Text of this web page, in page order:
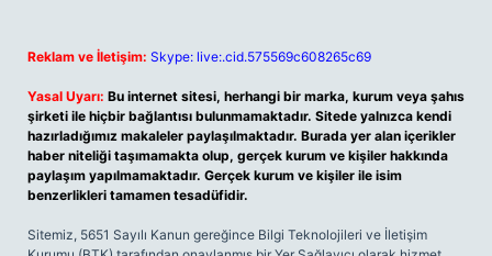
Reklam ve İletişim: Skype: live:.cid.575569c608265c69
Yasal Uyarı: Bu internet sitesi, herhangi bir marka, kurum veya şahıs
şirketi ile hiçbir bağlantısı bulunmamaktadır. Sitede yalnızca kendi
hazırladığımız makaleler paylaşılmaktadır. Burada yer alan içerikler
haber niteliği taşımamakta olup, gerçek kurum ve kişiler hakkında
paylaşım yapılmamaktadır. Gerçek kurum ve kişiler ile isim
benzerlikleri tamamen tesadüfidir.
Sitemiz, 5651 Sayılı Kanun gereğince Bilgi Teknolojileri ve İletişim